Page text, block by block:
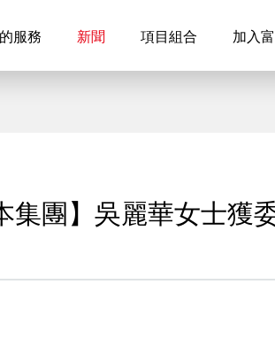
服務 新聞 項目組合 加入
集團】吳麗華女士